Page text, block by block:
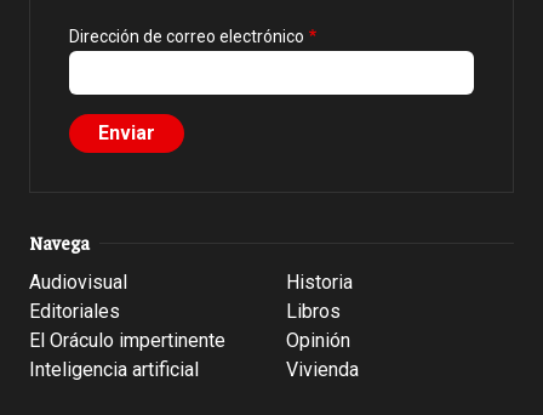
Dirección de correo electrónico
Navega
Audiovisual
Editoriales
El Oráculo impertinente
Inteligencia artificial
Historia
Libros
Opinión
Vivienda